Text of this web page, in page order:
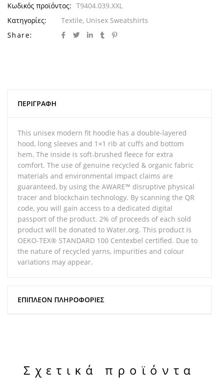
Κωδικός προϊόντος: T9404.039.XXL
Κατηγορίες:
Textile, Unisex Sweatshirts
Share:
ΠΕΡΙΓΡΑΦΉ
This unisex modern fit hoodie has a double-layered
hood, long sleeves and 1×1 rib at cuffs and bottom
hem. The inside is soft-brushed fleece for extra
comfort. The use of genuine recycled & organic fabric
materials and environmental impact claims are
guaranteed, by using the AWARE™ disruptive physical
tracer and blockchain technology. By scanning the QR
code, you will gain access to a dedicated digital
passport of the product. 2% of proceeds of each sold
product will be donated to Water.org. This product is
OEKO-TEX® STANDARD 100 Centexbel certified. Due to
the nature of recycled yarns, impurities and colour
variations may appear.
ΕΠΙΠΛΈΟΝ ΠΛΗΡΟΦΟΡΊΕΣ
Σχετικά προϊόντα